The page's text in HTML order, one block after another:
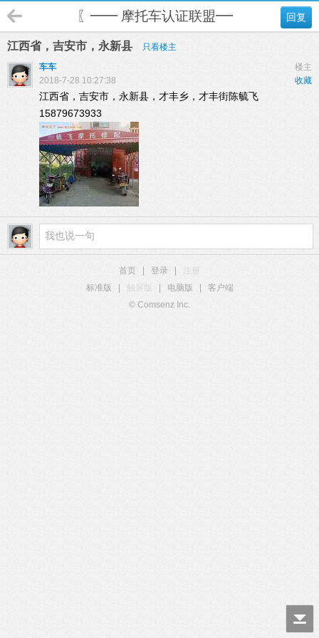
回复
〖━━ 摩托车认证联盟━━〗
江西省，吉安市，永新县
只看楼主
楼主
车车
收藏
2018-7-28 10:27:38
江西省，吉安市，永新县，才丰乡，才丰街陈毓飞
15879673933
首页 登录
注册
标准版
触屏版 电脑版
客户端
© Comsenz Inc.